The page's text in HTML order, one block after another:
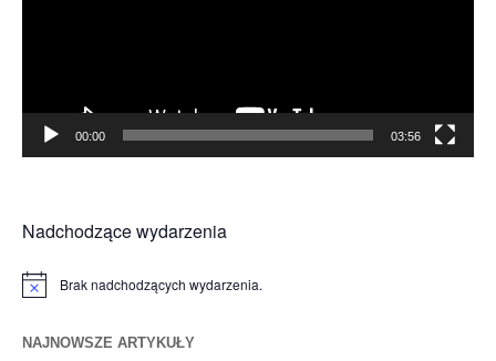
00:00 03:56
Nadchodzące wydarzenia
Powiadomienie
Brak nadchodzących wydarzenia.
NAJNOWSZE ARTYKUŁY